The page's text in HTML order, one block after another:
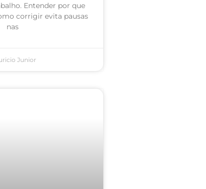
Entender por que
corrigir evita pausas
nas
Junior